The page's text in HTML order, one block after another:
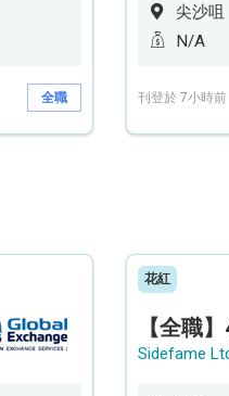
全職
尖沙咀
N/A
刊登於 7小時前
花紅
Sidefame